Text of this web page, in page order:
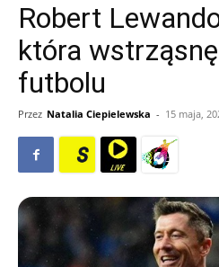
Robert
która
futbolu
Przez Natalia Ciepielewska - 15 maja,